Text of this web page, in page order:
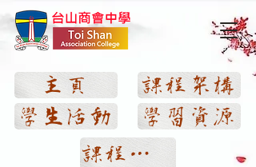
主頁
學生活動
課程架構
學習資源
課程架構